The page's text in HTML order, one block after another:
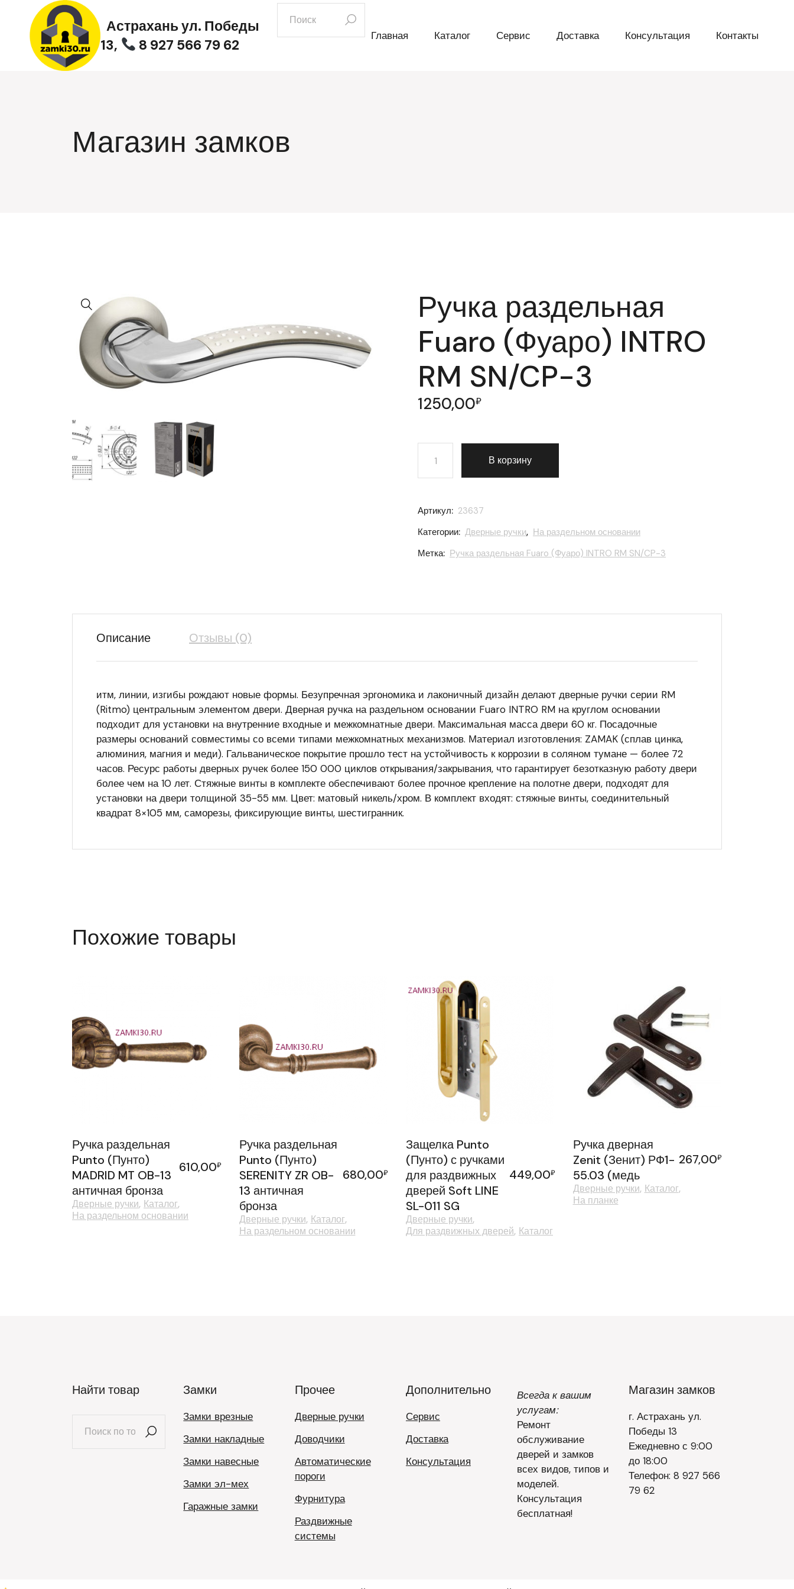
содержимому
Астрахань ул. Победы
13,
8 927 566 79 62
искать:
Главная Каталог Сервис Доставка Консультация Контакты
Магазин замков
Ручка раздельная
Fuaro (Фуаро) INTRO
RM SN/CP-3
1250,00₽
Количество товара Ручка раздельная Fuaro (Фуаро) INTRO RM SN/CP-3
В корзину
Артикул: 23637
Категории: Дверные ручки, На раздельном основании
Метка: Ручка раздельная Fuaro (Фуаро) INTRO RM SN/CP-3
Описание Отзывы (0)
итм, линии, изгибы рождают новые формы. Безупречная эргономика и лаконичный дизайн делают дверные ручки серии RM
(Ritmo) центральным элементом двери. Дверная ручка на раздельном основании Fuaro INTRO RM на круглом основании
подходит для установки на внутренние входные и межкомнатные двери. Максимальная масса двери 60 кг. Посадочные
размеры оснований совместимы со всеми типами межкомнатных механизмов. Материал изготовления: ZAMAK (сплав цинка,
алюминия, магния и меди). Гальваническое покрытие прошло тест на устойчивость к коррозии в соляном тумане — более 72
часов. Ресурс работы дверных ручек более 150 000 циклов открывания/закрывания, что гарантирует безотказную работу двери
более чем на 10 лет. Стяжные винты в комплекте обеспечивают более прочное крепление на полотне двери, подходят для
установки на двери толщиной 35-55 мм. Цвет: матовый никель/хром. В комплект входят: стяжные винты, соединительный
квадрат 8×105 мм, саморезы, фиксирующие винты, шестигранник.
Похожие товары
Ручка раздельная
Punto (Пунто)
MADRID MT OB-13
античная бронза
610,00₽
Дверные ручки Каталог
На раздельном основании
Ручка раздельная
Punto (Пунто)
SERENITY ZR OB-
13 античная
бронза
680,00₽
Дверные ручки Каталог
На раздельном основании
Защелка Punto
(Пунто) с ручками
для раздвижных
дверей Soft LINE
SL-011 SG
449,00₽
Дверные ручки
Для раздвижных дверей Каталог
Ручка дверная
Zenit (Зенит) РФ1-
55.03 (медь
267,00₽
Дверные ручки Каталог
На планке
Найти товар Замки
Замки врезные
Замки накладные
Замки навесные
Замки эл-мех
Гаражные замки
Прочее
Дверные ручки
Доводчики
Автоматические
пороги
Фурнитура
Раздвижные
системы
Дополнительно
Сервис
Доставка
Консультация
Всегда к вашим
услугам:
Ремонт
обслуживание
дверей и замков
всех видов, типов и
моделей.
Консультация
бесплатная!
Магазин замков
г. Астрахань ул.
Победы 13
Ежедневно с 9:00
до 18:00
Телефон: 8 927 566
79 62